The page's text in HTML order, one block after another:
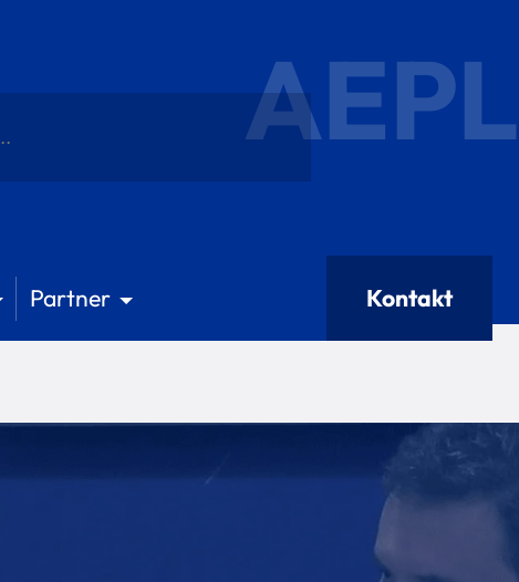
AEPL
Partner Kontakt